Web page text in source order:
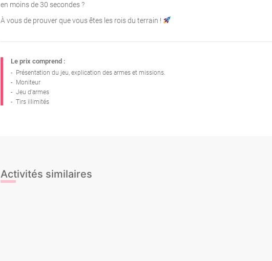
en moins de 30 secondes ?
À vous de prouver que vous êtes les rois du terrain !
Le prix comprend :
- Présentation du jeu, explication des armes et missions.
- Moniteur
- Jeu d'armes
- Tirs illimités
Activités similaires